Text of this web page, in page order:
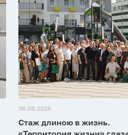
06.08.2026
Стаж длиною в жизнь.